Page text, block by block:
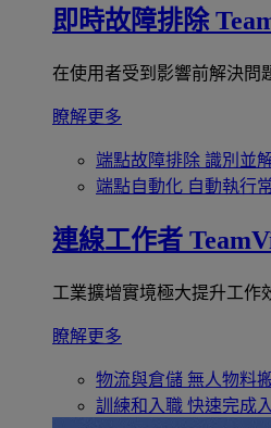
即時故障排除
在使用者受到影響前解決問
瞭解更多
端點故障排除 識別並
端點自動化 自動執行
連線工作者
工業擴增實境極大提升工作
瞭解更多
物流與倉儲 無人物料
訓練和入職 快速完成